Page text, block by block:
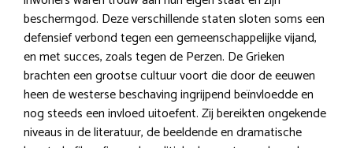
beschermgod. Deze verschillende staten sloten soms een
defensief verbond tegen een gemeenschappelijke vijand,
en met succes, zoals tegen de Perzen. De Grieken
brachten een grootse cultuur voort die door de eeuwen
heen de westerse beschaving ingrijpend beïnvloedde en
nog steeds een invloed uitoefent. Zij bereikten ongekende
niveaus in de literatuur, de beeldende en dramatische